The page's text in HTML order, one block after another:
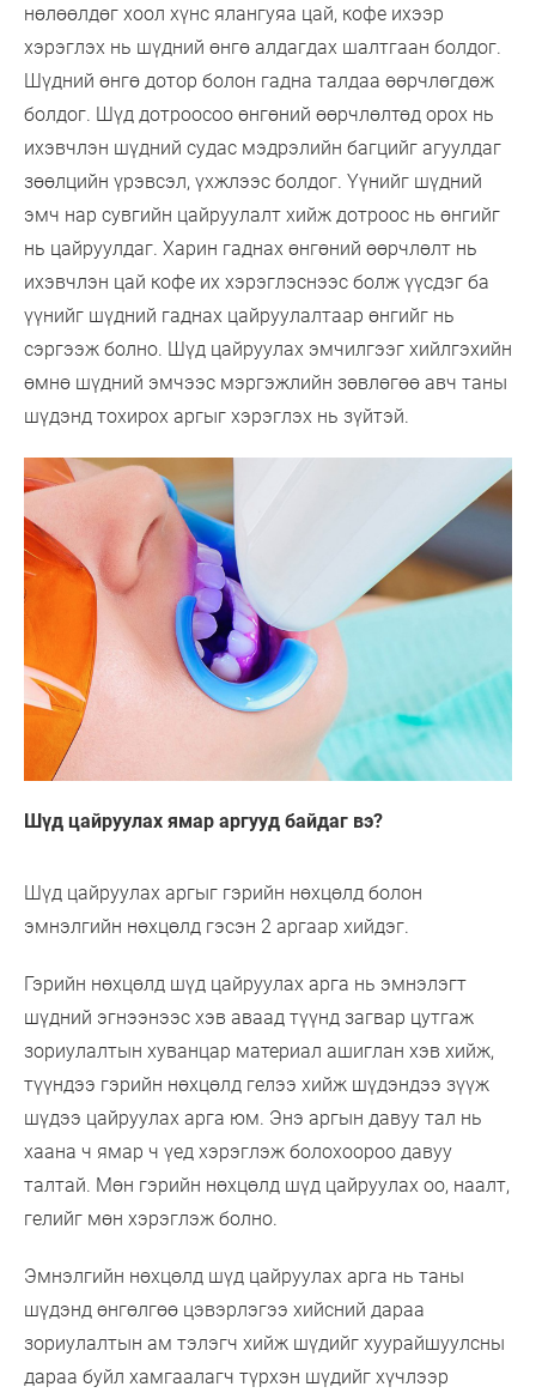
нөлөөлдөг хоол хүнс ялангуяа цай, кофе ихээр
хэрэглэх нь шүдний өнгө алдагдах шалтгаан болдог.
Шүдний өнгө дотор болон гадна талдаа өөрчлөгдөж
болдог. Шүд дотроосоо өнгөний өөрчлөлтөд орох нь
ихэвчлэн шүдний судас мэдрэлийн багцийг агуулдаг
зөөлцийн үрэвсэл, үхжлээс болдог. Үүнийг шүдний
эмч нар сувгийн цайруулалт хийж дотроос нь өнгийг
нь цайруулдаг. Харин гаднах өнгөний өөрчлөлт нь
ихэвчлэн цай кофе их хэрэглэснээс болж үүсдэг ба
үүнийг шүдний гаднах цайруулалтаар өнгийг нь
сэргээж болно. Шүд цайруулах эмчилгээг хийлгэхийн
өмнө шүдний эмчээс мэргэжлийн зөвлөгөө авч таны
шүдэнд тохирох аргыг хэрэглэх нь зүйтэй.
Шүд цайруулах ямар аргууд байдаг вэ?
Шүд цайруулах аргыг гэрийн нөхцөлд болон
эмнэлгийн нөхцөлд гэсэн 2 аргаар хийдэг.
Гэрийн нөхцөлд шүд цайруулах арга нь эмнэлэгт
шүдний эгнээнээс хэв аваад түүнд загвар цутгаж
зориулалтын хуванцар материал ашиглан хэв хийж,
түүндээ гэрийн нөхцөлд гелээ хийж шүдэндээ зүүж
шүдээ цайруулах арга юм. Энэ аргын давуу тал нь
хаана ч ямар ч үед хэрэглэж болохоороо давуу
талтай. Мөн гэрийн нөхцөлд шүд цайруулах оо, наалт,
гелийг мөн хэрэглэж болно.
Эмнэлгийн нөхцөлд шүд цайруулах арга нь таны
шүдэнд өнгөлгөө цэвэрлэгээ хийсний дараа
зориулалтын ам тэлэгч хийж шүдийг хуурайшуулсны
дараа буйл хамгаалагч түрхэн шүдийг хүчлээр